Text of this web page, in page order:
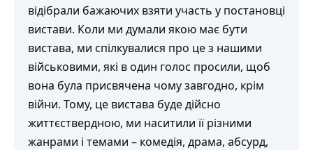
відібрали бажаючих взяти участь у постановці
вистави. Коли ми думали якою має бути
вистава, ми спілкувалися про це з нашими
військовими, які в один голос просили, щоб
вона була присвячена чому завгодно, крім
війни. Тому, це вистава буде дійсно
життєствердною, ми наситили її різними
жанрами і темами – комедія, драма, абсурд,